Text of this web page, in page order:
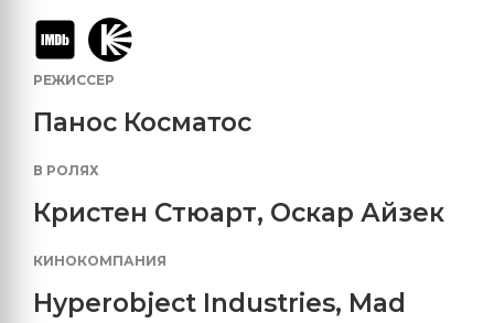
РЕЖИССЕР
Панос Косматос
В РОЛЯХ
Кристен Стюарт, Оскар Айзек
КИНОКОМПАНИЯ
Hyperobject Industries, Mad